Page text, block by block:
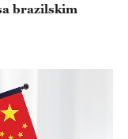
brazilskim